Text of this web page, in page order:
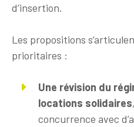
d’insertion.
Les propositions
prioritaires :
Une révision du
locations solidaires
concurrence avec